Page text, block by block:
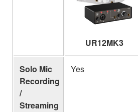
UR12MK3
Solo Mic
Recording
/
Streaming
Yes